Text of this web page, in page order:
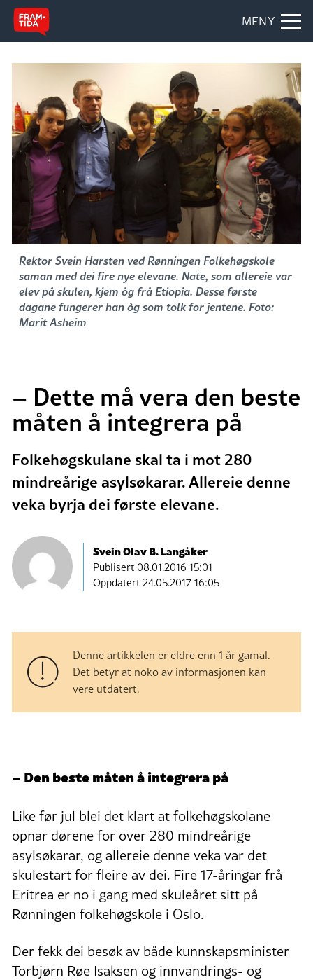
MENY
Rektor Svein Harsten ved Rønningen Folkehøgskole
saman med dei fire nye elevane. Nate, som allereie var
elev på skulen, kjem òg frå Etiopia. Desse første
dagane fungerer han òg som tolk for jentene. Foto:
Marit Asheim
– Dette må vera den beste
måten å integrera på
Folkehøgskulane skal ta i mot 280
mindreårige asylsøkarar. Allereie denne
veka byrja dei første elevane.
Svein Olav B. Langåker
Publisert08.01.2016 15:01
Oppdatert 24.05.2017 16:05
Denne artikkelen er eldre enn 1 år gamal.
Det betyr at noko av informasjonen kan
vere utdatert.
– Den beste måten å integrera på
Like før jul blei det klart at folkehøgskolane
opnar dørene for over 280 mindreårige
asylsøkarar, og allereie denne veka var det
skulestart for fleire av dei. Fire 17-åringar frå
Eritrea er no i gang med skuleåret sitt på
Rønningen folkehøgskole i Oslo.
Der fekk dei besøk av både kunnskapsminister
Torbjørn Røe Isaksen og innvandrings- og